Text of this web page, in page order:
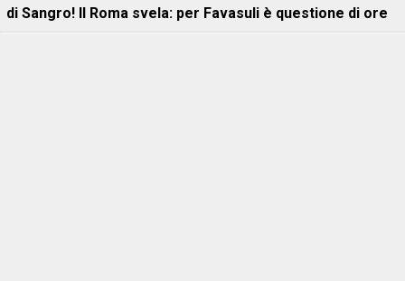
di Sangro! Il Roma svela: per Favasuli è questione di ore